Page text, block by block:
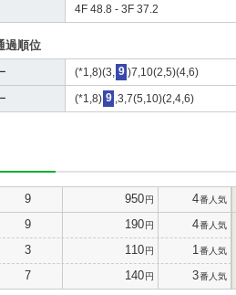
4F 48.8 - 3F 37.2
過順位
(*1,8)(3, 9 )7,10(2,5)(4,6)
(*1,8) 9 ,3,7(5,10)(2,4,6)
9 950円 4番人気
9 190円 4番人気
3 110円 1 番人気
7 140円 3番人気